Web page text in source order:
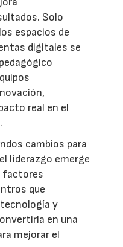
Solo
espacios de
digitales se
real en el
cambios para
liderazgo emerge
factores
que
y
en una
mejorar el